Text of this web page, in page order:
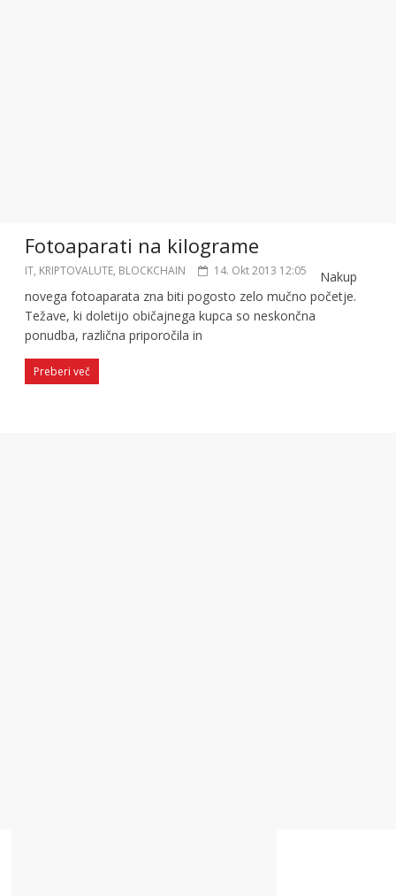
Fotoaparati na kilograme
IT, KRIPTOVALUTE, BLOCKCHAIN 14. Okt 2013 12:05
Nakup
novega fotoaparata zna biti pogosto zelo mučno početje.
Težave, ki doletijo običajnega kupca so neskončna
ponudba, različna priporočila in
Preberi več